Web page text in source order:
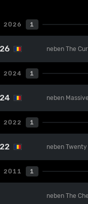
2026 1
nebenThe
2024 1
neben
2022 1
nebenTwenty
2011 1
nebenThe